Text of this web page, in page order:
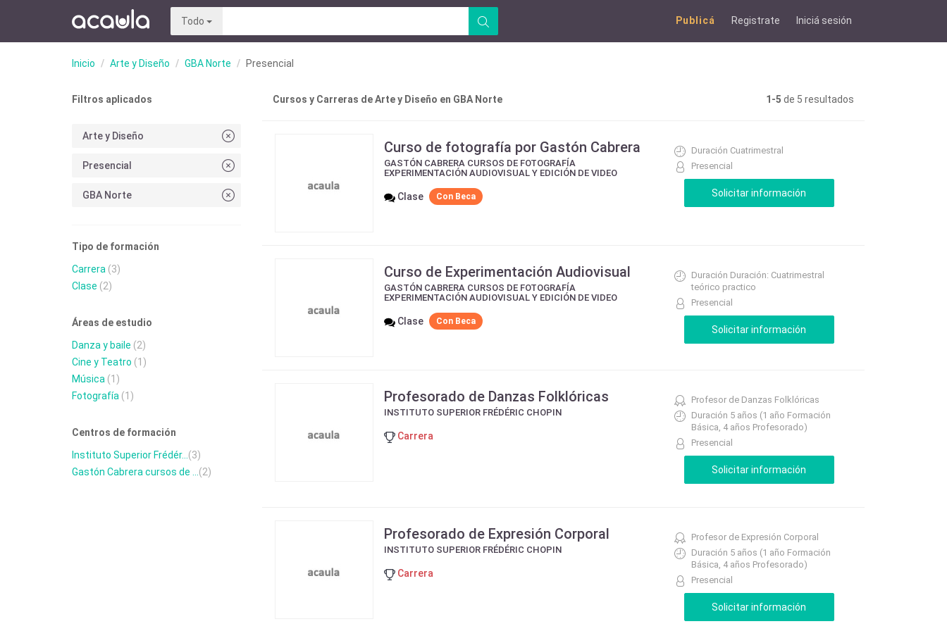
Todo Publicá Registrate Iniciá sesión
Inicio Arte y Diseño GBA Norte Presencial
Filtros aplicados
Arte y Diseño
Presencial
GBA Norte
Tipo de formación
Carrera (3)
Clase (2)
Áreas de estudio
Danza y baile (2)
Cine y Teatro (1)
Música (1)
Fotografía (1)
Centros de formación
Instituto Superior Frédér... (3)
Gastón Cabrera cursos de ... (2)
Cursos y Carreras de Arte y Diseño en GBA Norte 1-5 de 5 resultados
Curso de fotografía por Gastón Cabrera
GASTÓN CABRERA CURSOS DE FOTOGRAFÍA
EXPERIMENTACIÓN AUDIOVISUAL Y EDICIÓN DE VIDEO
Clase Con Beca
Duración Cuatrimestral
Presencial
Curso de Experimentación Audiovisual
GASTÓN CABRERA CURSOS DE FOTOGRAFÍA
EXPERIMENTACIÓN AUDIOVISUAL Y EDICIÓN DE VIDEO
Clase Con Beca
Duración Duración: Cuatrimestral
teórico practico
Presencial
Profesorado de Danzas Folklóricas
INSTITUTO SUPERIOR FRÉDÉRIC CHOPIN
Carrera
Profesor de Danzas Folklóricas
Duración 5 años (1 año Formación
Básica, 4 años Profesorado)
Presencial
Profesorado de Expresión Corporal
INSTITUTO SUPERIOR FRÉDÉRIC CHOPIN
Carrera
Profesor de Expresión Corporal
Duración 5 años (1 año Formación
Básica, 4 años Profesorado)
Presencial